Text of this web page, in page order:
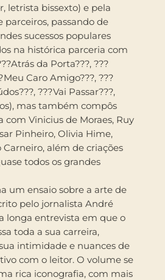
letrista bissexto) e pela
passando de
sucessos populares
na histórica parceria com
da Porta???, ???
Caro Amigo???, ???
???Vai Passar???,
mas também compôs
com Vinicius de Moraes, Ruy
Pinheiro, Olivia Hime,
Carneiro, além de criações
todos os grandes
um ensaio sobre a arte de
pelo jornalista André
longa entrevista em que o
toda a sua carreira,
intimidade e nuances de
com o leitor. O volume se
rica iconografia, com mais